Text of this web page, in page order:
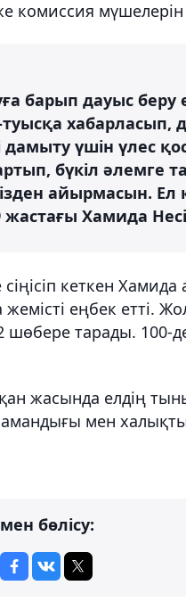
комиссия
барып дауыс беру
хабарласып,
дамыту үшін
бүкіл әлемге
айырмасын.
жастағы Хамида
сіңісіп кеткен
жемісті еңбек етті.
шөбере тарады. 100-
жасында елдің
мен
бөлісу: